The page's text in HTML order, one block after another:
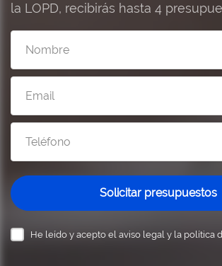
la LOPD, recibirás hasta 4
Solicitar presupuestos
He leído y acepto el aviso legal y la política